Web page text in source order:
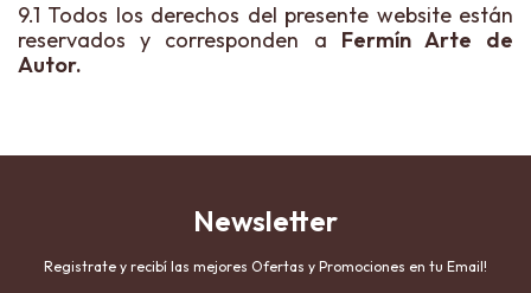
9.1 Todos los derechos del presente website están
reservados y corresponden a Fermín Arte de
Autor.
Newsletter
Registrate y recibí las mejores Ofertas y Promociones en tu Email!